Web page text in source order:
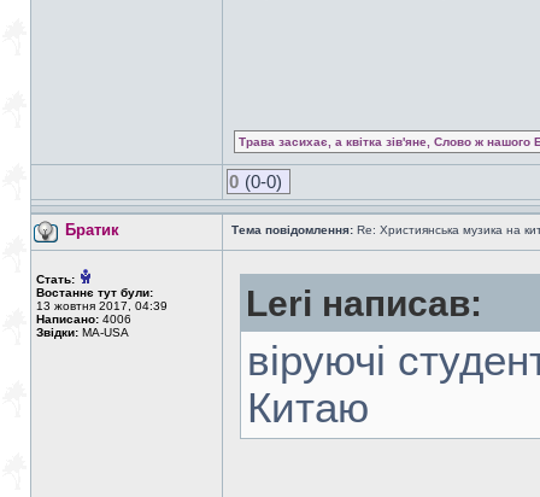
Трава засихає, а квітка зів'яне, Слово ж нашого
0 (0-0)
Братик Тема повідомлення: Re: Християнська музика на
Стать:
Востаннє тут були:
13 жовтня 2017, 04:39
Написано: 4006
Звідки: MA-USA
Leri написав:
віруючі
Китаю